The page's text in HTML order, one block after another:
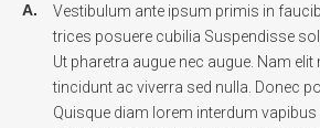
A.
Vestibulum ante ipsum primis in
trices posuere cubilia Suspendisse
Ut pharetra augue nec augue. Nam
tincidunt ac viverra sed nulla. Donec
Quisque diam lorem interdum